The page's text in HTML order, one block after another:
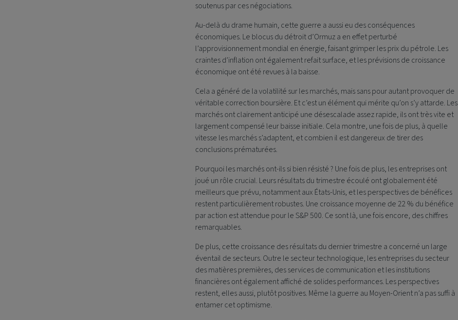
soutenus par ces négociations.
Au-delà du drame humain, cette guerre a aussi eu des conséquences
économiques. Le blocus du détroit d’Ormuz a en effet perturbé
l’approvisionnement mondial en énergie, faisant grimper les prix du pétrole. Les
craintes d’inflation ont également refait surface, et les prévisions de croissance
économique ont été revues à la baisse.
Cela a généré de la volatilité sur les marchés, mais sans pour autant provoquer de
véritable correction boursière. Et c’est un élément qui mérite qu’on s’y attarde. Les
marchés ont clairement anticipé une désescalade assez rapide, ils ont très vite et
largement compensé leur baisse initiale. Cela montre, une fois de plus, à quelle
vitesse les marchés s’adaptent, et combien il est dangereux de tirer des
conclusions prématurées.
Pourquoi les marchés ont-ils si bien résisté ? Une fois de plus, les entreprises ont
joué un rôle crucial. Leurs résultats du trimestre écoulé ont globalement été
meilleurs que prévu, notamment aux États-Unis, et les perspectives de bénéfices
restent particulièrement robustes. Une croissance moyenne de 22 % du bénéfice
par action est attendue pour le S&P 500. Ce sont là, une fois encore, des chiffres
remarquables.
De plus, cette croissance des résultats du dernier trimestre a concerné un large
éventail de secteurs. Outre le secteur technologique, les entreprises du secteur
des matières premières, des services de communication et les institutions
financières ont également affiché de solides performances. Les perspectives
restent, elles aussi, plutôt positives. Même la guerre au Moyen-Orient n’a pas suffi à
entamer cet optimisme.